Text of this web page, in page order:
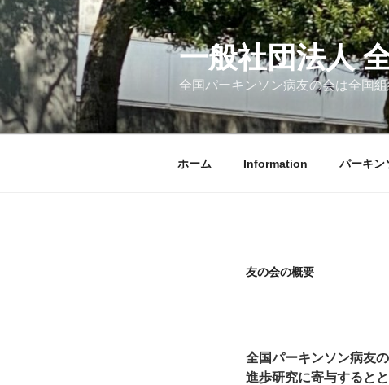
コ
ン
テ
ツ
へ
ス
一般社団法人
全国パーキンソン病友の会は全国
ホーム Information パーキン
友の会の概要
全国パーキンソン病友
進歩研究に寄与すると